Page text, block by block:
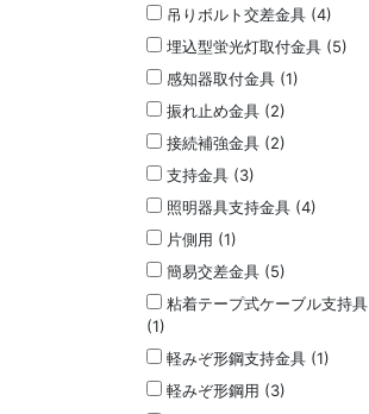
吊りボルト交差金具 (4)
埋込型蛍光灯取付金具 (5)
感知器取付金具 (1)
振れ止め金具 (2)
接続補強金具 (2)
支持金具 (3)
照明器具支持金具 (4)
片側用 (1)
簡易交差金具 (5)
粘着テープ式ケーブル支持具
(1)
軽みぞ形鋼支持金具 (1)
軽みぞ形鋼用 (3)